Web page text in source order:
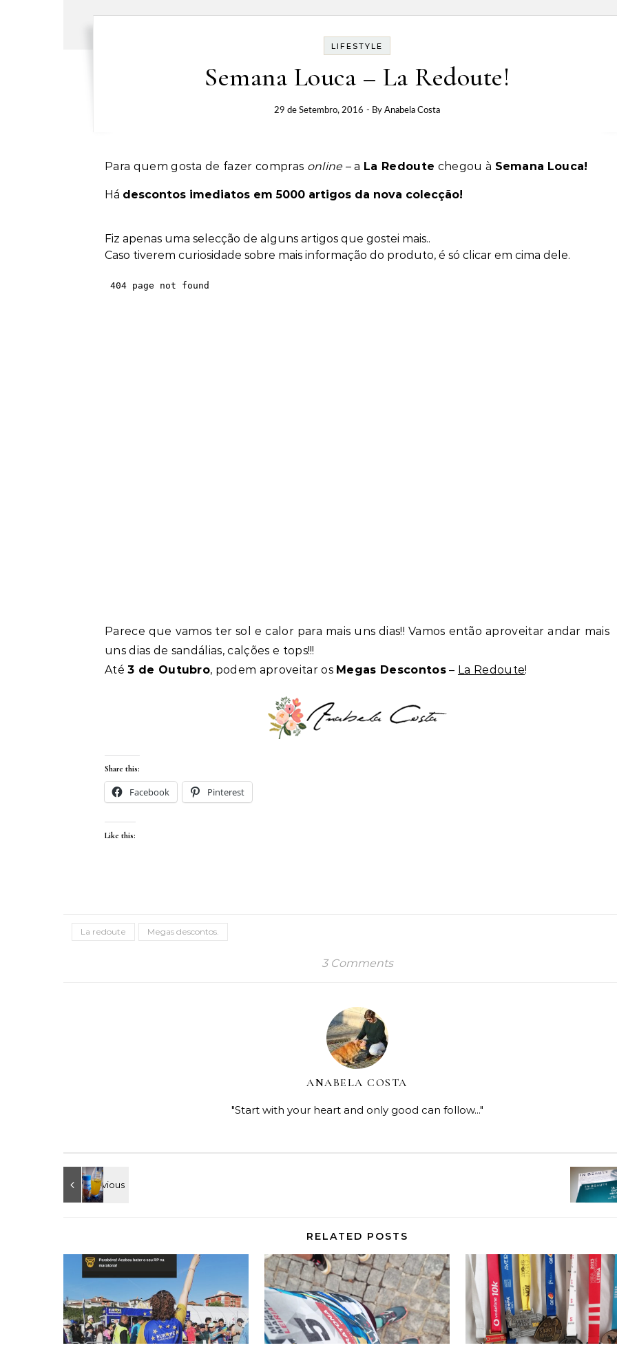
LIFESTYLE
Semana Louca – La Redoute!
29 de Setembro, 2016 - By Anabela Costa
Para quem gosta de fazer compras online– a La Redoute chegou à Semana Louca!
Há descontos imediatos em 5000 artigos da nova colecção!
Fiz apenas uma selecção de alguns artigos que gostei mais..
Caso tiverem curiosidade sobre mais informação do produto, é só clicar em cima dele.
Parece que vamos ter sol e calor para mais uns dias!! Vamos então aproveitar andar mais
uns dias de sandálias, calções e tops!!!
Até3 de Outubro, podem aproveitar os Megas Descontos– La Redoute!
Share this:
Facebook Pinterest
Like this:
La redoute Megas descontos.
3 Comments
ANABELA COSTA
"Start with your heart and only good can follow..."
RELATED POSTS